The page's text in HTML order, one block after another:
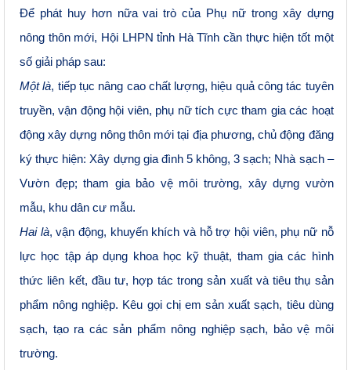
Để phát huy hơn nữa vai trò của Phụ nữ trong xây dựng
nông thôn mới, Hội LHPN tỉnh Hà Tĩnh cần thực hiện tốt một
số giải pháp sau:
Một là, tiếp tục nâng cao chất lượng, hiệu quả công tác tuyên
truyền, vận động hội viên, phụ nữ tích cực tham gia các hoạt
động xây dựng nông thôn mới tại địa phương, chủ động đăng
ký thực hiện: Xây dựng gia đình 5 không, 3 sạch; Nhà sạch –
Vườn đẹp; tham gia bảo vệ môi trường, xây dựng vườn
mẫu, khu dân cư mẫu.
Hai là, vận động, khuyến khích và hỗ trợ hội viên, phụ nữ nỗ
lực học tập áp dụng khoa học kỹ thuật, tham gia các hình
thức liên kết, đầu tư, hợp tác trong sản xuất và tiêu thụ sản
phẩm nông nghiệp. Kêu gọi chị em sản xuất sạch, tiêu dùng
sạch, tạo ra các sản phẩm nông nghiệp sạch, bảo vệ môi
trường.